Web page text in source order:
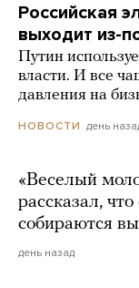
Российская
выходит из-
Путин
власти. И все
давления на
НОВОСТИ день
«Веселый
рассказал,
собираются
день назад